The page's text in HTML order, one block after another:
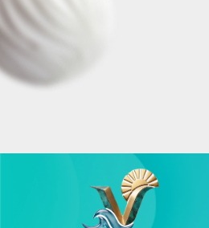
2025 "VIVA HOTELS GROUP" ©